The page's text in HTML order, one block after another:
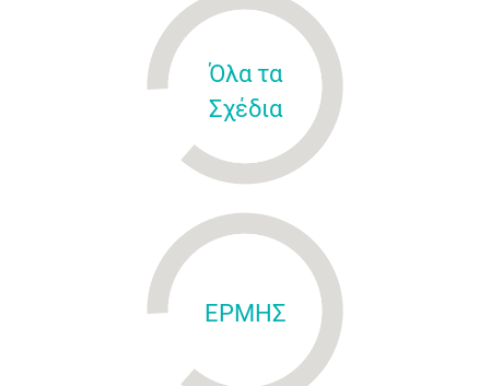
Όλα τα
Σχέδια
ΕΡΜΗΣ